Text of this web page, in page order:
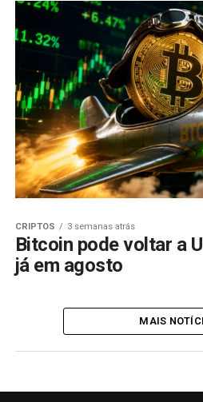
CRIPTOS 3 semanas atrás
Bitcoin pode voltar a
já em agosto
MAIS